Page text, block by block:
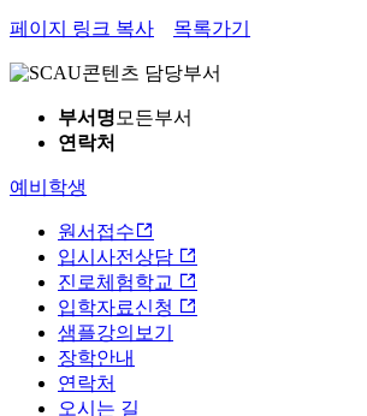
페이지 링크 복사 목록가기
콘텐츠 담당부서
부서명 모든부서
연락처
예비학생
원서접수
입시사전상담
진로체험학교
입학자료신청
샘플강의보기
장학안내
연락처
오시는 길